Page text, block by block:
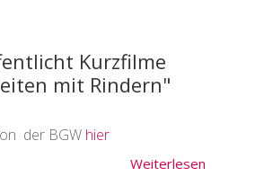
Kurzfilme
mit Rindern"
der BGW hier
Weiterlesen